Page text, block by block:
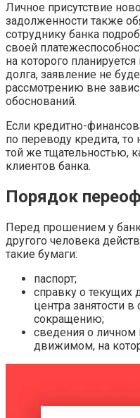
Личное присутствие
задолженности также
сотруднику банка
своей
на которого
долга, заявление не
рассмотрению вне
обоснований.
Если кредитно-
по переводу кредита,
той же тщательностью,
клиентов банка.
Порядок
Перед прошением у
другого человека
такие бумаги:
паспорт;
справку о текущих
центра занятости
сокращению;
сведения о
движимом, на